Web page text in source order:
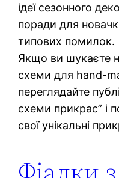
ідеї сезонного
поради для
типових помилок.
Якщо ви шукаєте
схеми для hand-
переглядайте
схеми прикрас” і
свої унікальні